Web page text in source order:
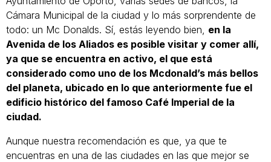
Cámara Municipal de la ciudad y lo más sorprendente de
todo: un Mc Donalds. Sí, estás leyendo bien, en la
Avenida de los Aliados es posible visitar y comer allí,
ya que se encuentra en activo, el que está
considerado como uno de los Mcdonald’s más bellos
del planeta, ubicado en lo que anteriormente fue el
edificio histórico del famoso Café Imperial de la
ciudad.
Aunque nuestra recomendación es que, ya que te
encuentras en una de las ciudades en las que mejor se